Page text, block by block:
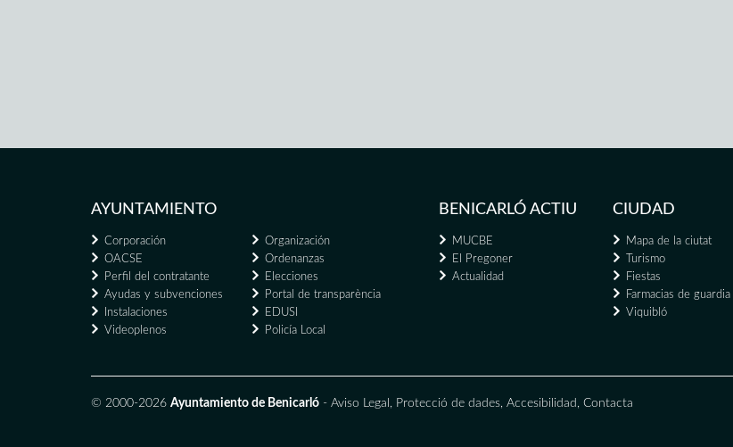
AYUNTAMIENTO
Corporación
Organización
OACSE
Ordenanzas
Perfil del contratante
Elecciones
Ayudas y subvenciones
Portal de transparència
Instalaciones
EDUSI
Videoplenos
Policía Local
BENICARLÓ ACTIU
MUCBE
El Pregoner
Actualidad
CIUDAD
Mapa de la ciutat
Turismo
Fiestas
Farmacias de guardia
Viquibló
© 2000-2026 Ayuntamiento de Benicarló - Aviso Legal , Protecció de dades, Accesibilidad , Contacta